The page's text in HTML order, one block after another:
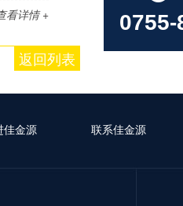
看详情 +
返回列表
0755-
佳金源 联系佳金源